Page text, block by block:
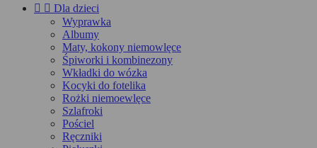
  Dla dzieci
Wyprawka
Albumy
Maty, kokony niemowlęce
Śpiworki i kombinezony
Wkładki do wózka
Kocyki do fotelika
Rożki niemoewlęce
Szlafroki
Pościel
Ręczniki